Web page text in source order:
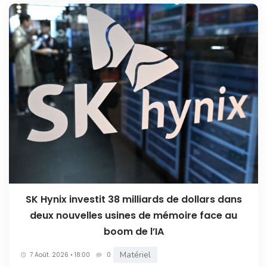
SK Hynix investit 38 milliards de dollars dans
deux nouvelles usines de mémoire face au
boom de l’IA
7 Août. 2026 • 18:00 0 Matériel